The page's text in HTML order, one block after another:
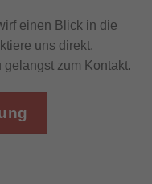
einen Blick in die
uns direkt.
gelangst zum Kontakt.